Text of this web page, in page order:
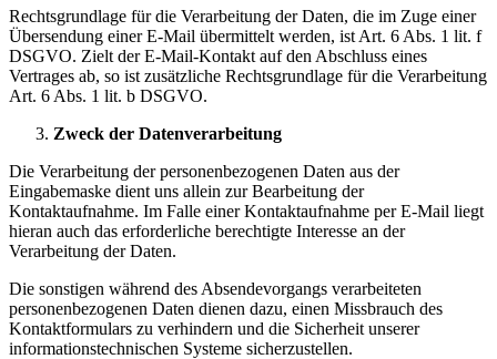
Rechtsgrundlage für die Verarbeitung der Daten, die im Zuge einer
Übersendung einer E-Mail übermittelt werden, ist Art. 6 Abs. 1 lit. f
DSGVO. Zielt der E-Mail-Kontakt auf den Abschluss eines
Vertrages ab, so ist zusätzliche Rechtsgrundlage für die Verarbeitung
Art. 6 Abs. 1 lit. b DSGVO.
Zweck der Datenverarbeitung
Die Verarbeitung der personenbezogenen Daten aus der
Eingabemaske dient uns allein zur Bearbeitung der
Kontaktaufnahme. Im Falle einer Kontaktaufnahme per E-Mail liegt
hieran auch das erforderliche berechtigte Interesse an der
Verarbeitung der Daten.
Die sonstigen während des Absendevorgangs verarbeiteten
personenbezogenen Daten dienen dazu, einen Missbrauch des
Kontaktformulars zu verhindern und die Sicherheit unserer
informationstechnischen Systeme sicherzustellen.